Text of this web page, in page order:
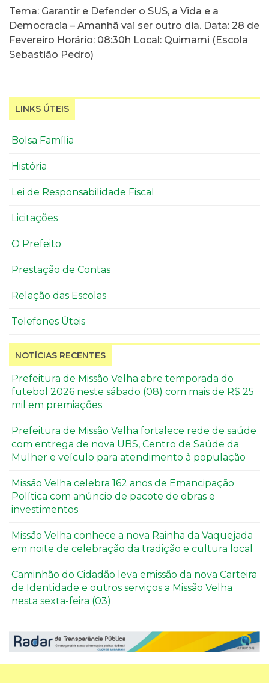
Tema: Garantir e Defender o SUS, a Vida e a
Democracia – Amanhã vai ser outro dia. Data: 28 de
Fevereiro Horário: 08:30h Local: Quimami (Escola
Sebastião Pedro)
LINKS ÚTEIS
Bolsa Família
História
Lei de Responsabilidade Fiscal
Licitações
O Prefeito
Prestação de Contas
Relação das Escolas
Telefones Úteis
NOTÍCIAS RECENTES
Prefeitura de Missão Velha abre temporada do
futebol 2026 neste sábado (08) com mais de R$ 25
mil em premiações
Prefeitura de Missão Velha fortalece rede de saúde
com entrega de nova UBS, Centro de Saúde da
Mulher e veículo para atendimento à população
Missão Velha celebra 162 anos de Emancipação
Política com anúncio de pacote de obras e
investimentos
Missão Velha conhece a nova Rainha da Vaquejada
em noite de celebração da tradição e cultura local
Caminhão do Cidadão leva emissão da nova Carteira
de Identidade e outros serviços a Missão Velha
nesta sexta-feira (03)